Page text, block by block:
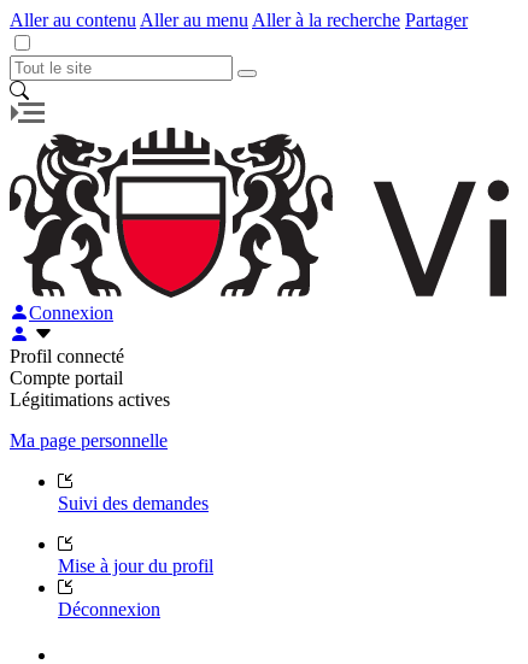
Aller au contenu Aller au menu Aller à la recherche Partager
Connexion
Profil connecté
Compte portail
Légitimations actives
Ma page personnelle
Suivi des demandes
Mise à jour du profil
Déconnexion